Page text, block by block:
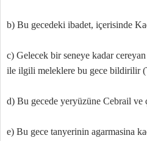
b) Bu gecedeki ibadet, içerisinde
c) Gelecek bir seneye kadar
ile ilgili meleklere bu gece bildirilir
d) Bu gecede yeryüzüne Cebrail ve
e) Bu gece tanyerinin agarmasina